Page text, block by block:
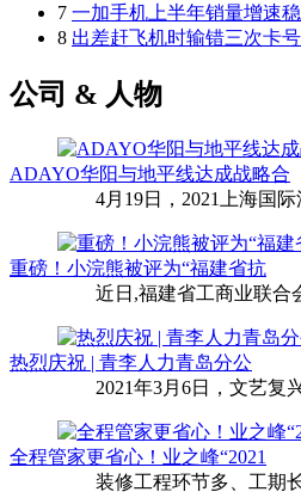
7 一加手机上半年销量增速
8 出差赶飞机时输错三次卡
公司 & 人物
ADAYO华阳与地平线达成战略合
4月19日，2021上海国际
重磅！小浣熊被评为“福建省抗
近日,福建省工商业联合会
热烈庆祝 | 青李人力青岛分公
2021年3月6日，文艺复
全程管家更省心！业之峰“2021
装修工程环节多、工期长